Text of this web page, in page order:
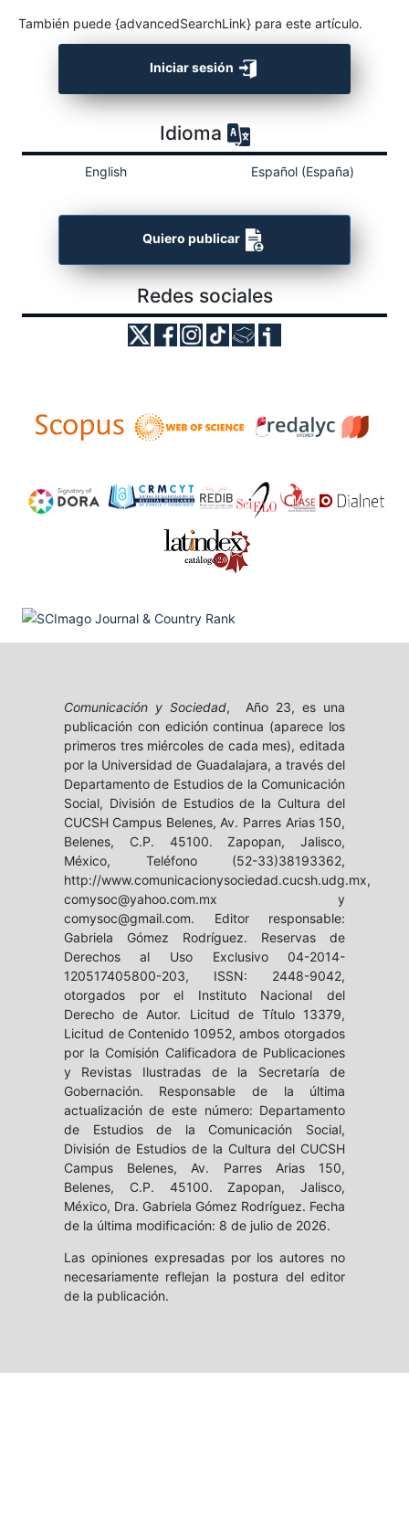
También puede {advancedSearchLink} para este artículo.
Iniciar sesión
Idioma
English Español (España)
Quiero publicar
Redes sociales
Comunicación y Sociedad, Año 23, es una
publicación con edición continua (aparece los
primeros tres miércoles de cada mes), editada
por la Universidad de Guadalajara, a través del
Departamento de Estudios de la Comunicación
Social, División de Estudios de la Cultura del
CUCSH Campus Belenes, Av. Parres Arias 150,
Belenes, C.P. 45100. Zapopan, Jalisco,
México, Teléfono (52-33)38193362,
http://www.comunicacionysociedad.cucsh.udg.mx,
comysoc@yahoo.com.mx y
comysoc@gmail.com. Editor responsable:
Gabriela Gómez Rodríguez. Reservas de
Derechos al Uso Exclusivo 04-2014-
120517405800-203, ISSN: 2448-9042,
otorgados por el Instituto Nacional del
Derecho de Autor. Licitud de Título 13379,
Licitud de Contenido 10952, ambos otorgados
por la Comisión Calificadora de Publicaciones
y Revistas Ilustradas de la Secretaría de
Gobernación. Responsable de la última
actualización de este número: Departamento
de Estudios de la Comunicación Social,
División de Estudios de la Cultura del CUCSH
Campus Belenes, Av. Parres Arias 150,
Belenes, C.P. 45100. Zapopan, Jalisco,
México, Dra. Gabriela Gómez Rodríguez. Fecha
de la última modificación: 8 de julio de 2026.
Las opiniones expresadas por los autores no
necesariamente reflejan la postura del editor
de la publicación.